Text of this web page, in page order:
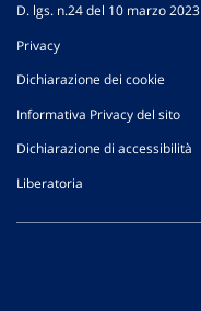
D. lgs. n.24 del 10 marzo 2023
Privacy
Dichiarazione dei cookie
Informativa Privacy del sito
Dichiarazione di accessibilità
Liberatoria